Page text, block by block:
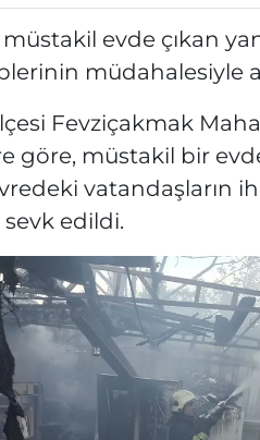
müstakil evde çıkan
müdahalesiyle
Fevziçakmak
göre, müstakil bir
vatandaşların
edildi.